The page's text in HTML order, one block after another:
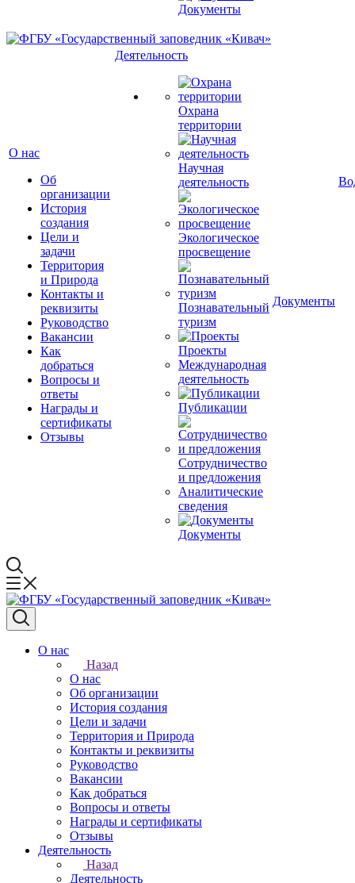
Документы
О нас
Об
организации
История
создания
Цели и
задачи
Территория
и Природа
Контакты и
реквизиты
Руководство
Вакансии
Как
добраться
Вопросы и
ответы
Награды и
сертификаты
Отзывы
Деятельность
Охрана
территории
Научная
деятельность
Экологическое
просвещение
Познавательный
туризм
Проекты
Международная
деятельность
Публикации
Сотрудничество
и предложения
Аналитические
сведения
Документы
Документы
О нас
Назад
О нас
Об организации
История создания
Цели и задачи
Территория и Природа
Контакты и реквизиты
Руководство
Вакансии
Как добраться
Вопросы и ответы
Награды и сертификаты
Отзывы
Деятельность
Назад
Деятельность